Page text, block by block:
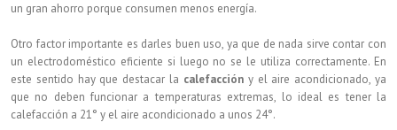
un gran ahorro porque consumen menos energía.
Otro factor importante es darles buen uso, ya que de nada sirve contar con
un electrodoméstico eficiente si luego no se le utiliza correctamente. En
este sentido hay que destacar la calefaccióny el aire acondicionado, ya
que no deben funcionar a temperaturas extremas, lo ideal es tener la
calefacción a 21° y el aire acondicionado a unos 24°.